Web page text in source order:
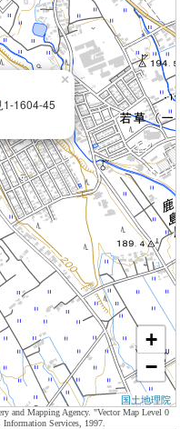
1-1604-45
×
+
−
国土地理院
and Mapping Agency. "Vector Map Level 0
Services, 1997.